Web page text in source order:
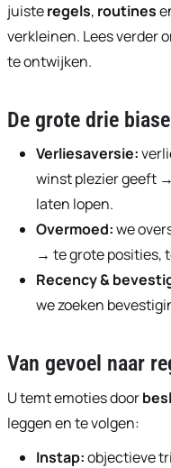
juisteregels, routines
verkleinen. Lees verder
te ontwijken.
De grote drie
Verliesaversie:
winst plezier geeft
laten lopen.
Overmoed:we
→ te grote posities,
Recency &
we zoeken
Van gevoel naar
U temt emoties door
leggen en te volgen:
Instap:objectieve